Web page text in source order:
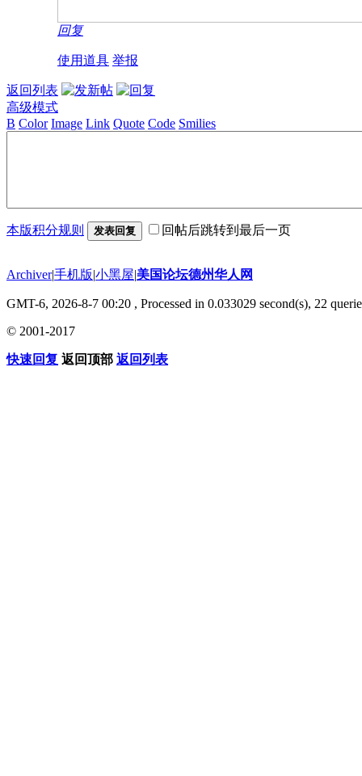
回复
使用道具 举报
返回列表
高级模式
B Color Image Link Quote Code Smilies
本版积分规则 发表回复 回帖后跳转到最后一页
Archiver|手机版|小黑屋|美国论坛德州华人网
GMT-6, 2026-8-7 00:20 , Processed in 0.033029 second(s), 22
© 2001-2017
快速回复 返回顶部 返回列表